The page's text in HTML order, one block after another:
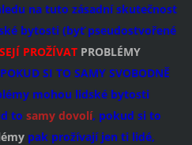
na tuto zásadní skutečnost
bytosti (byť pseudostvořené
PROŽÍVAT PROBLÉMY
POKUD SI TO SAMY SVOBODNĚ
mohou lidské bytosti
to samy dovolí, pokud si to
pak prožívají jen ti lidé,